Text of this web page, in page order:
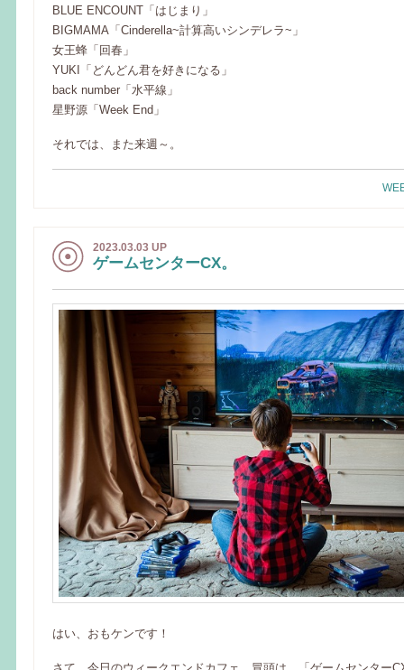
BLUE ENCOUNT「はじまり」
BIGMAMA「Cinderella~計算高いシンデレラ~」
女王蜂「回春」
YUKI「どんどん君を好きになる」
back number「水平線」
星野源「Week End」
それでは、また来週～。
2023.03.03 UP
ゲームセンターCX。
はい、おもケンです！